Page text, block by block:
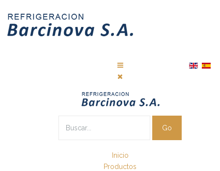
Go
Inicio
Productos